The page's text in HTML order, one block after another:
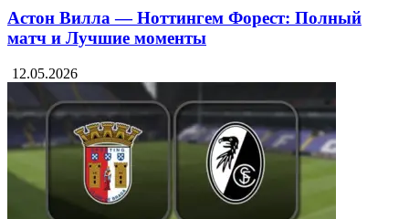
Астон Вилла — Ноттингем Форест: Полный
матч и Лучшие моменты
12.05.2026